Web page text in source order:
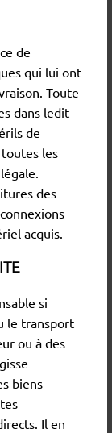
de
qui lui ont
Toute
dans ledit
de
les
des
acquis.
si
le transport
ou à des
biens
Il en